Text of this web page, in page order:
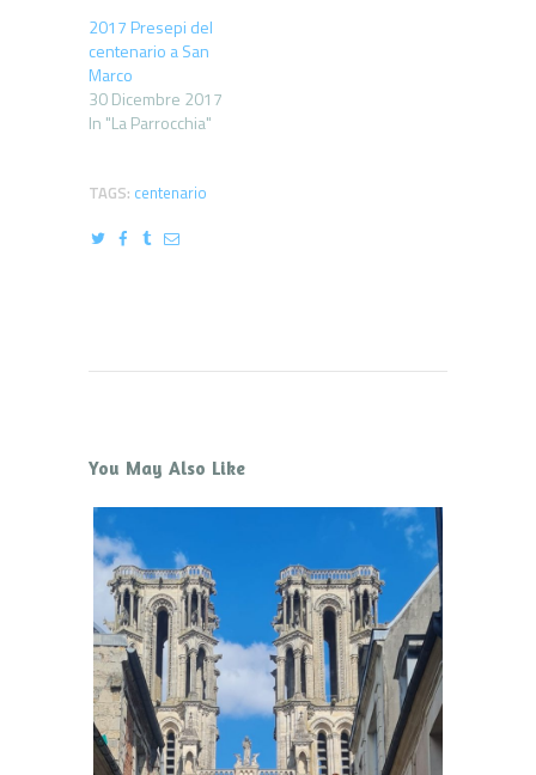
2017 Presepi del
centenario a San
Marco
30 Dicembre 2017
In "La Parrocchia"
TAGS: centenario
You May Also Like